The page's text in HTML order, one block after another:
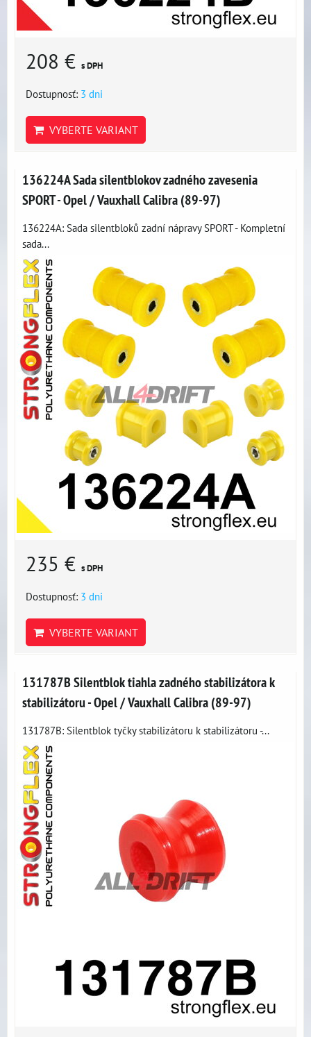
208 € s DPH
Dostupnosť: 3 dni
VYBERTE VARIANT
136224A Sada silentblokov zadného zavesenia
SPORT - Opel / Vauxhall Calibra (89-97)
136224A: Sada silentbloků zadní nápravy SPORT - Kompletní
sada...
235 € s DPH
Dostupnosť: 3 dni
VYBERTE VARIANT
131787B Silentblok tiahla zadného stabilizátora k
stabilizátoru - Opel / Vauxhall Calibra (89-97)
131787B: Silentblok tyčky stabilizátoru k stabilizátoru -...